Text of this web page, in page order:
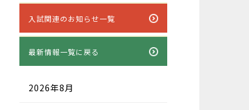
入試関連のお知らせ一覧
最新情報一覧に戻る
2026年8月